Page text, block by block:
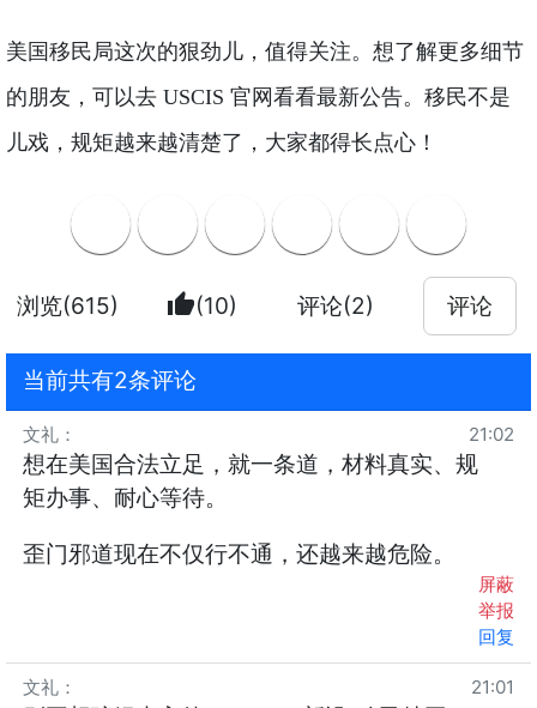
美国移民局这次的狠劲儿，值得关注。想了解更多细节
的朋友，可以去 USCIS 官网看看最新公告。移民不是
儿戏，规矩越来越清楚了，大家都得长点心！
浏览(615) thumb_up(10) 评论(2) 评论
当前共有2条评论
文礼 ： 21:02
想在美国合法立足，就一条道，材料真实、规
矩办事、耐心等待。
歪门邪道现在不仅行不通，还越来越危险。
屏蔽
举报
回复
文礼 ： 21:01